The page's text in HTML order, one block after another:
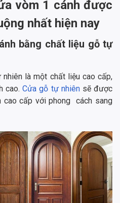
vòm 1 cánh được
nhất hiện nay
bằng chất liệu gỗ tự
là một chất liệu cao cấp,
cao.Cửa gỗ tự nhiênsẽ được
cao cấp với phong cách sang